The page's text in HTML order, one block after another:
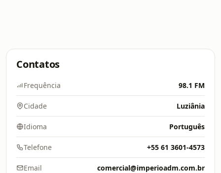
Contatos
Frequência 98.1 FM
Cidade Luziânia
Idioma Português
Telefone +55 61 3601-4573
Email comercial@imperioadm.com.br